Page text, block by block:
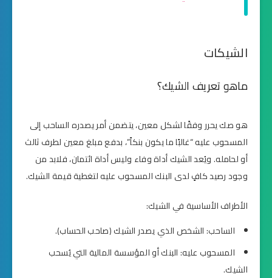
الشيكات
ماهو تعريف الشيك؟
هو صك يحرر وفقًا لشكل معين، يتضمن أمر يصدره الساحب إلى
المسحوب عليه “غالبًا ما يكون بنكاً”، بدفع مبلغ معين لطرف ثالث
أو لحامله. ويُعد الشيك أداة وفاء وليس أداة ائتمان، فلابد من
وجود رصيد كافٍ لدى البنك المسحوب عليه لتغطية قيمة الشيك.
الأطراف الأساسية في الشيك:
الساحب: الشخص الذي يصدر الشيك (صاحب الحساب).
المسحوب عليه: البنك أو المؤسسة المالية التي يُسحب
الشيك.